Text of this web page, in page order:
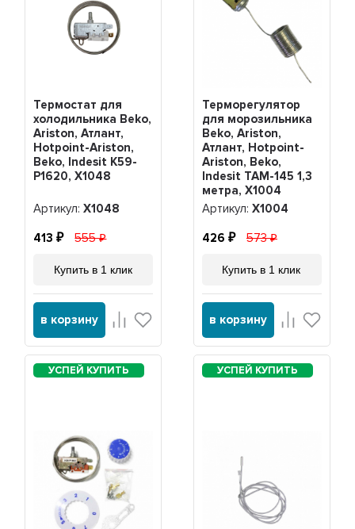
Термостат для
холодильника Beko,
Ariston, Атлант,
Hotpoint-Ariston,
Beko, Indesit K59-
P1620, Х1048
Артикул:Х1048
413 555
Купить в 1 клик
в корзину
Терморегулятор
для морозильника
Beko, Ariston,
Атлант, Hotpoint-
Ariston, Beko,
Indesit ТАМ-145 1,3
метра, Х1004
Артикул: Х1004
426 573
Купить в 1 клик
в корзину